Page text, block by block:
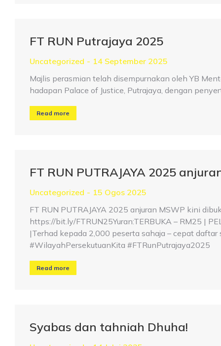
FT RUN Putrajaya 2025
Uncategorized
14 September 2025
Majlis perasmian telah disempurnakan oleh YB
hadapan Palace of Justice, Putrajaya, dengan
Read more
FT RUN PUTRAJAYA 2025
Uncategorized
15 Ogos 2025
FT RUN PUTRAJAYA 2025 anjuran MSWP kini
https://bit.ly/FTRUN25Yuran:TERBUKA – RM25 |
|Terhad kepada 2,000 peserta sahaja – cepat
#WilayahPersekutuanKita #FTRunPutrajaya2025
Read more
Syabas dan tahniah Dhuha!